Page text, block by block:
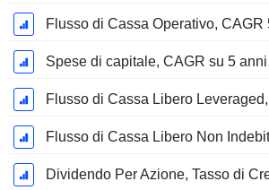
Flusso di Cassa Operativo, CAGR
Spese di capitale, CAGR su 5 anni